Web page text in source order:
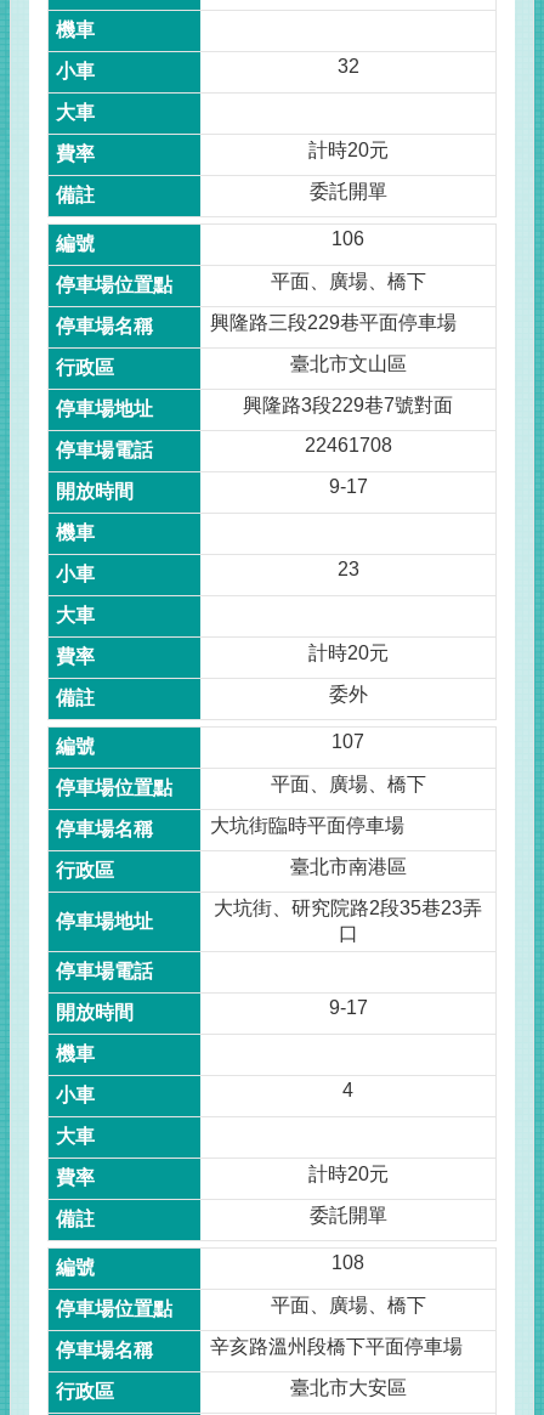
32
計時20元
委託開單
106
平面、廣場、橋下
興隆路三段229巷平面停車場
臺北市文山區
興隆路3段229巷7號對面
22461708
9-17
23
計時20元
委外
107
平面、廣場、橋下
大坑街臨時平面停車場
臺北市南港區
大坑街、研究院路2段35巷23弄
口
9-17
4
計時20元
委託開單
108
平面、廣場、橋下
辛亥路溫州段橋下平面停車場
臺北市大安區